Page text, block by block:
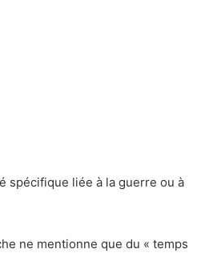
spécifique liée à la guerre ou à
ne mentionne que du « temps